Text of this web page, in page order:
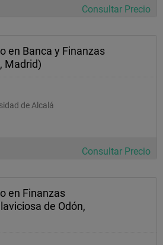
Consultar Precio
en Banca y Finanzas
Madrid)
de Alcalá
Consultar Precio
en Finanzas
de Odón,